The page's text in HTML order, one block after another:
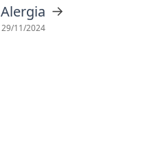
Alergia
29/11/2024
→